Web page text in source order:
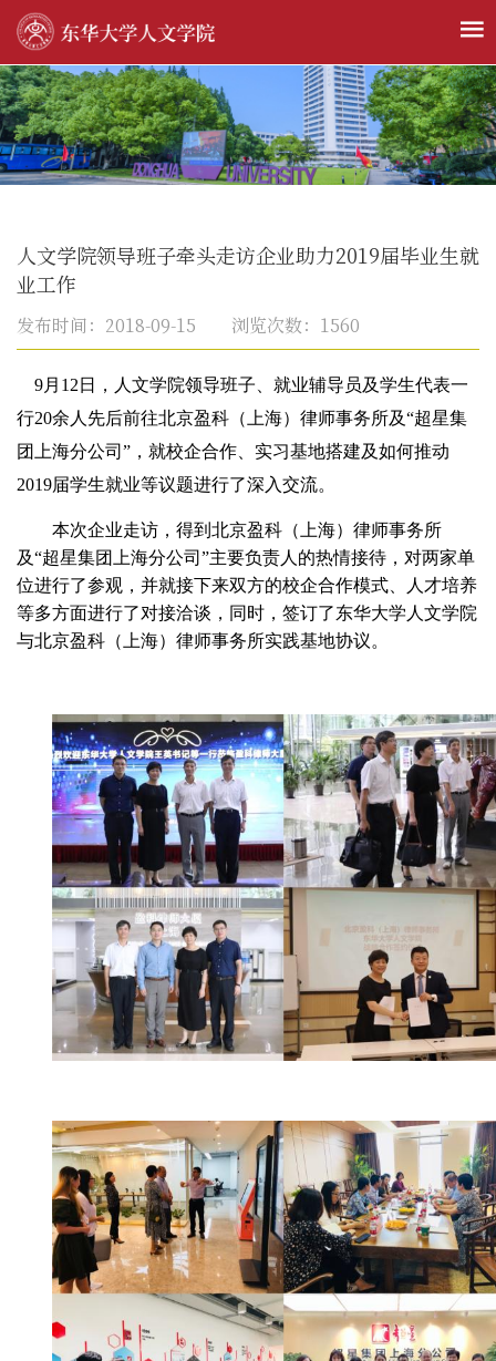
人文学院领导班子牵头走访企业助力2019届毕业生就
业工作
发布时间：2018-09-15 浏览次数： 1560
9月12日，人文学院领导班子、就业辅导员及学生代表一
行20余人先后前往北京盈科（上海）律师事务所及“超星集
团上海分公司”，就校企合作、实习基地搭建及如何推动
2019届学生就业等议题进行了深入交流。
本次企业走访，得到北京盈科（上海）律师事务所
及“超星集团上海分公司”主要负责人的热情接待，对两家单
位进行了参观，并就接下来双方的校企合作模式、人才培养
等多方面进行了对接洽谈，同时，签订了东华大学人文学院
与北京盈科（上海）律师事务所实践基地协议。